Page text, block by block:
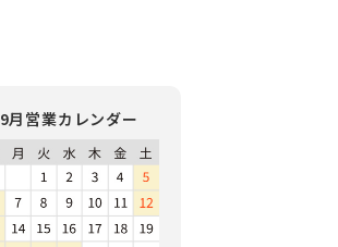
9月営業カレンダー